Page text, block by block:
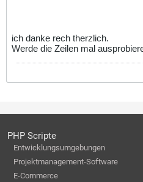
ich danke rech therzlich.
Werde die Zeilen mal
PHP Scripte
Entwicklungsumgebungen
Projektmanagement-Software
E-Commerce